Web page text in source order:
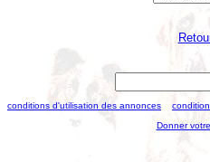
conditions d'utilisation des annonces
Donner